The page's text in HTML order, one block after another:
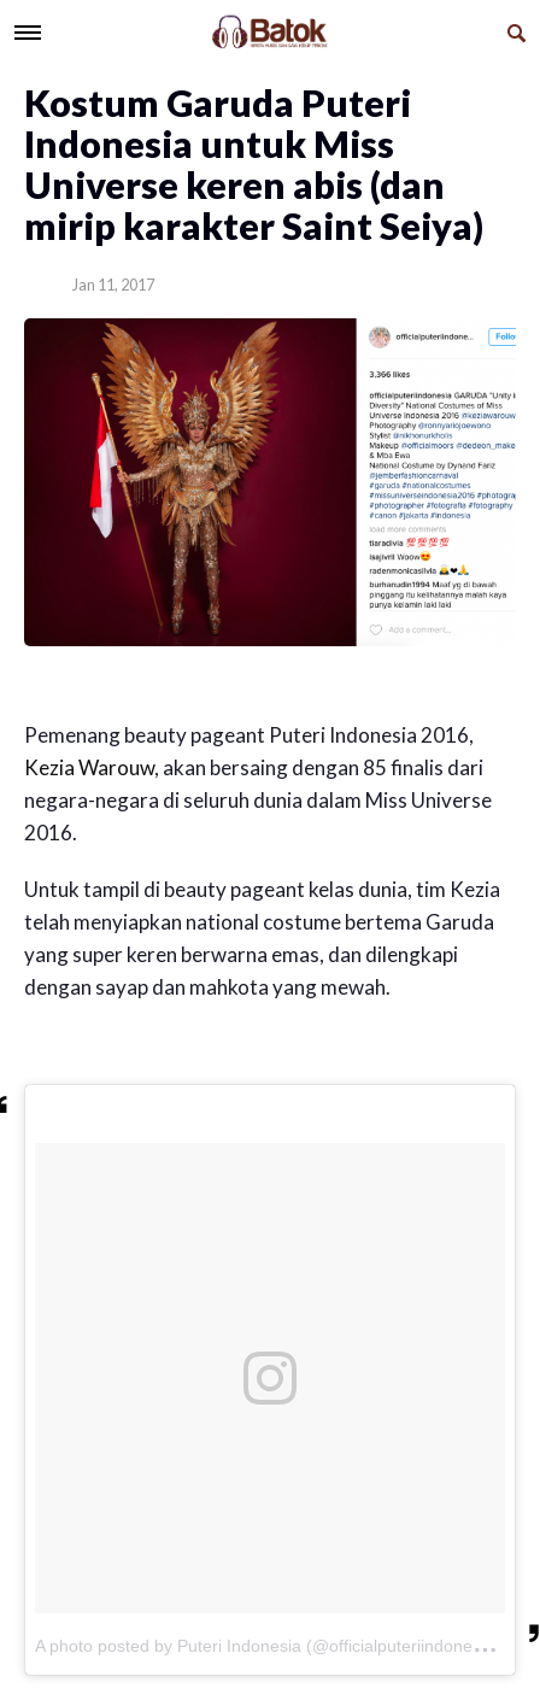
Kostum Garuda Puteri
Indonesia untuk Miss
Universe keren abis (dan
mirip karakter Saint Seiya)
Jan 11, 2017
Pemenang beauty pageant Puteri Indonesia 2016,
Kezia Warouw, akan bersaing dengan 85 finalis dari
negara-negara di seluruh dunia dalam Miss Universe
2016.
Untuk tampil di beauty pageant kelas dunia, tim Kezia
telah menyiapkan national costume bertema Garuda
yang super keren berwarna emas, dan dilengkapi
dengan sayap dan mahkota yang mewah.
A
photo posted by Puteri Indonesia (@officialputeriindonesia)